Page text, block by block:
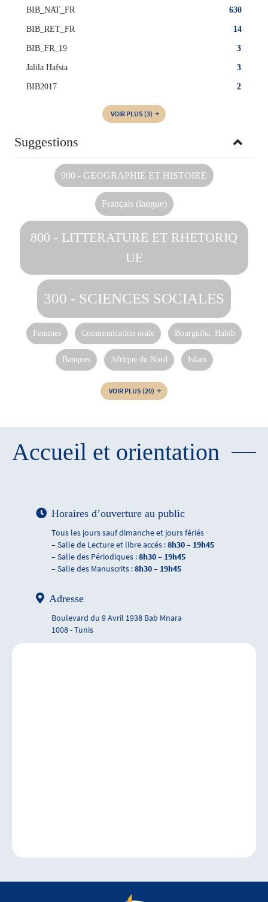
630
BIB_NAT_FR
14
BIB_RET_FR
3
BIB_FR_19
3
Jalila Hafsia
2
BIB2017
VOIR PLUS (3)
Suggestions
900 - GEOGRAPHIE ET HISTOIRE
Français (langue)
800 - LITTERATURE ET RHETORIQ
UE
300 - SCIENCES SOCIALES
Femmes Communication orale Bourguiba, Habib
Banques Afrique du Nord Islam
VOIR PLUS (20)
Accueil et orientation
Horaires d’ouverture au public
Tous les jours sauf dimanche et jours fériés
– Salle de Lecture et libre accés :8h30 – 19h45
– Salle des Périodiques :8h30 – 19h45
– Salle des Manuscrits :8h30 – 19h45
Adresse
Boulevard du 9 Avril 1938 Bab Mnara
1008 - Tunis